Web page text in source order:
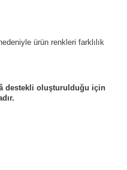
ürün renkleri farklılık
destekli oluşturulduğu için